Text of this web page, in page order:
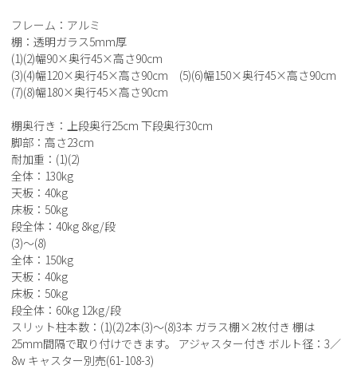
フレーム：アルミ
棚：透明ガラス5mm厚
(1)(2)幅90×奥行45×高さ90cm
(3)(4)幅120×奥行45×高さ90cm (5)(6)幅150×奥行45×高さ90cm
(7)(8)幅180×奥行45×高さ90cm
棚奥行き：上段奥行25cm 下段奥行30cm
脚部：高さ23cm
耐加重：(1)(2)
全体：130kg
天板：40kg
床板：50kg
段全体：40kg 8kg/段
(3)～(8)
全体：150kg
天板：40kg
床板：50kg
段全体：60kg 12kg/段
スリット柱本数：(1)(2)2本(3)～(8)3本 ガラス棚×2枚付き 棚は
25mm間隔で取り付けできます。 アジャスター付き ボルト径：3／
8w キャスター別売(61-108-3)